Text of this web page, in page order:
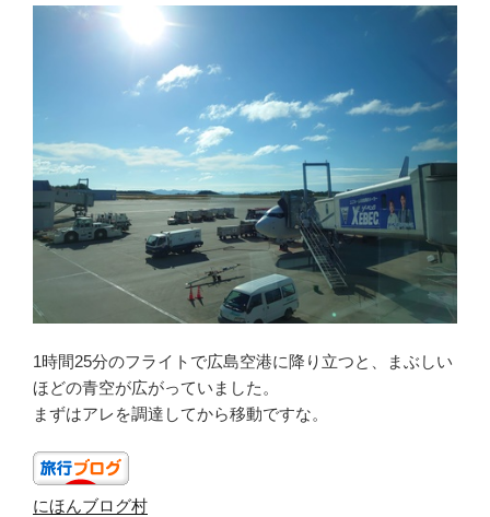
1時間25分のフライトで広島空港に降り立つと、まぶしい
ほどの青空が広がっていました。
まずはアレを調達してから移動ですな。
にほんブログ村